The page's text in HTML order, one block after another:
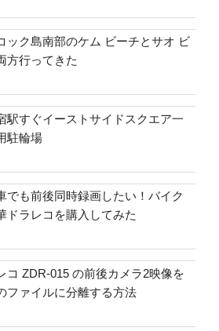
ック島南部のケム ビーチとサオ ビ
方行ってきた
駅すぐイーストサイドスクエア一
駐輪場
でも前後同時録画したい！バイク
ドラレコを購入してみた
コ ZDR-015 の前後カメラ2映像を
ファイルに分離する方法